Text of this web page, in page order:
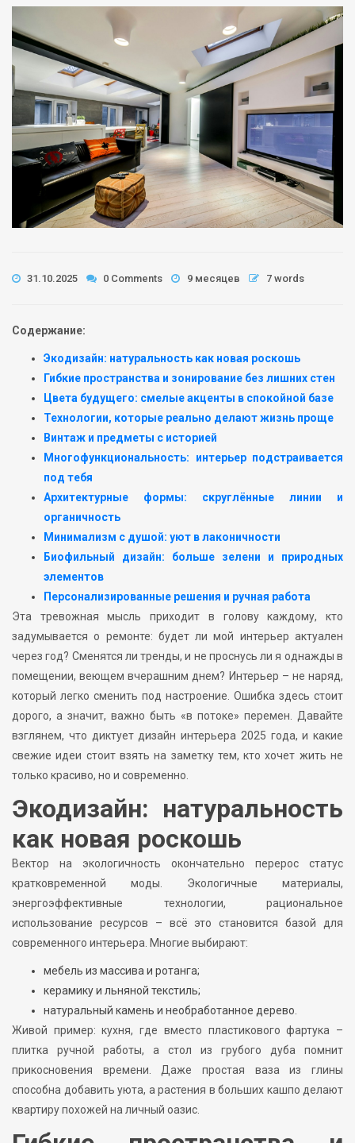
31.10.2025 0 Comments 9 месяцев 7 words
Содержание:
Экодизайн: натуральность как новая роскошь
Гибкие пространства и зонирование без лишних стен
Цвета будущего: смелые акценты в спокойной базе
Технологии, которые реально делают жизнь проще
Винтаж и предметы с историей
Многофункциональность: интерьер подстраивается
под тебя
Архитектурные формы: скруглённые линии и
органичность
Минимализм с душой: уют в лаконичности
Биофильный дизайн: больше зелени и природных
элементов
Персонализированные решения и ручная работа
Эта тревожная мысль приходит в голову каждому, кто
задумывается о ремонте: будет ли мой интерьер актуален
через год? Сменятся ли тренды, и не проснусь ли я однажды в
помещении, веющем вчерашним днем? Интерьер – не наряд,
который легко сменить под настроение. Ошибка здесь стоит
дорого, а значит, важно быть «в потоке» перемен. Давайте
взглянем, что диктует дизайн интерьера 2025 года, и какие
свежие идеи стоит взять на заметку тем, кто хочет жить не
только красиво, но и современно.
Экодизайн: натуральность
как новая роскошь
Вектор на экологичность окончательно перерос статус
кратковременной моды. Экологичные материалы,
энергоэффективные технологии, рациональное
использование ресурсов – всё это становится базой для
современного интерьера. Многие выбирают:
мебель из массива и ротанга;
керамику и льняной текстиль;
натуральный камень и необработанное дерево.
Живой пример: кухня, где вместо пластикового фартука –
плитка ручной работы, а стол из грубого дуба помнит
прикосновения времени. Даже простая ваза из глины
способна добавить уюта, а растения в больших кашпо делают
квартиру похожей на личный оазис.